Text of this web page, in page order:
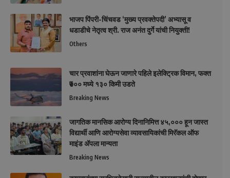
भाजप पिंपरी-चिंचवड ‘मुख्य प्रवक्तेपदी’ अभ्यासू व
धडाडीचे नेतृत्व श्री. राज अनंत दुर्गे यांची नियुक्ती!
Others
चार प्रवाशांना घेऊन जाणारे पहिले इलेक्ट्रिक विमान, फक्त
₹७०० मध्ये १३० किमी उडते
Breaking News
जागतिक मानसिक आरोग्य दिनानिमित्त ४५,००० हून जास्त
विद्यार्थी आणि आरोग्यसेवा व्यावसायिकांची मिरॅकल ऑफ
माइंड ॲपला मान्यता
Breaking News